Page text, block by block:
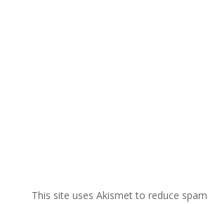
This site uses Akismet to reduce spam.